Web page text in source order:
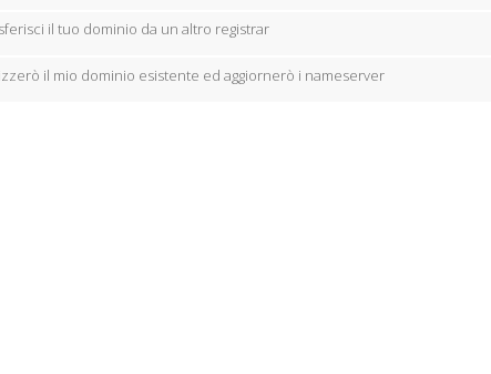
il tuo dominio da un altro registrar
il mio dominio esistente ed aggiornerò i nameserver